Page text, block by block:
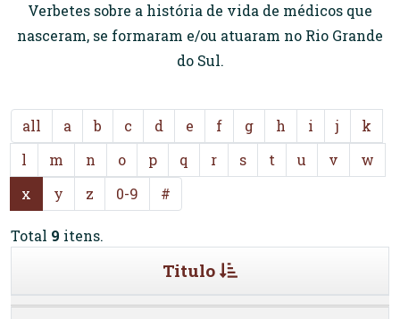
Verbetes sobre a história de vida de médicos que
nasceram, se formaram e/ou atuaram no Rio Grande
do Sul.
all a b c d e f g h i j
k
l
m n o p q r s t u v
w
x
y z 0-9 #
Total 9 itens.
Titulo